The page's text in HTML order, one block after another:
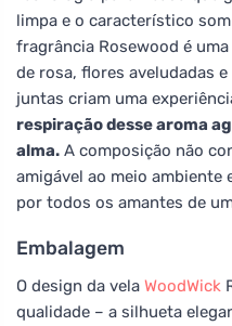
limpa e o característico
fragrância Rosewood é
de rosa, flores aveludadas
juntas criam uma
respiração desse aroma
alma. A composição não
amigável ao meio ambiente
por todos os amantes de
Embalagem
O design da vela WoodWick
qualidade – a silhueta